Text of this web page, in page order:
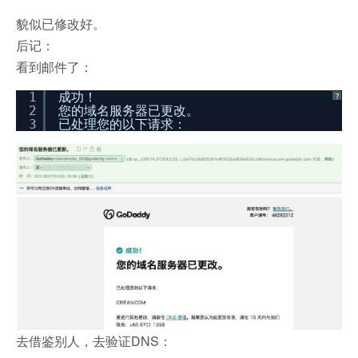
貌似已修改好。
后记：
看到邮件了：
?
1
2
3
成功！
您的域名服务器已更改。
已处理您的以下请求：
去借鉴别人，去验证DNS：